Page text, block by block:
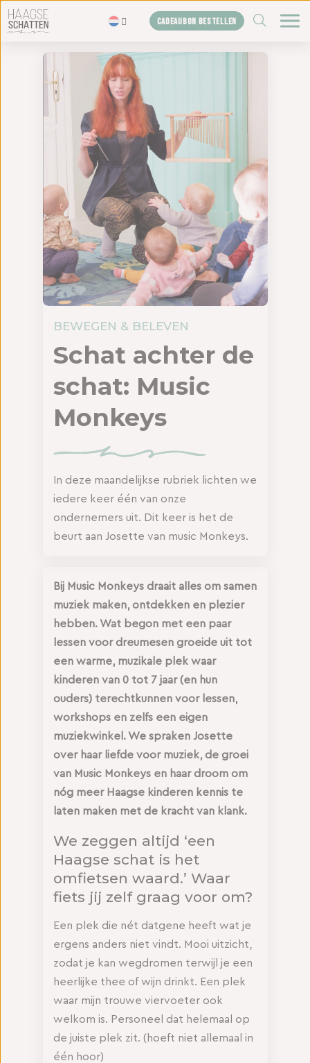
Blogs
Cadeaubon
Shop
Over ons
Het bureau
Contact
CADEAUBON BESTELLEN ZOEKEN
BEWEGEN & BELEVEN
Schat achter de
schat: Music
Monkeys
In deze maandelijkse rubriek lichten we
iedere keer één van onze
ondernemers uit. Dit keer is het de
beurt aan Josette van music Monkeys.
Bij Music Monkeys draait alles om samen
muziek maken, ontdekken en plezier
hebben. Wat begon met een paar
lessen voor dreumesen groeide uit tot
een warme, muzikale plek waar
kinderen van 0 tot 7 jaar (en hun
ouders) terechtkunnen voor lessen,
workshops en zelfs een eigen
muziekwinkel. We spraken Josette
over haar liefde voor muziek, de groei
van Music Monkeys en haar droom om
nóg meer Haagse kinderen kennis te
laten maken met de kracht van klank.
We zeggen altijd ‘een
Haagse schat is het
omfietsen waard.’ Waar
fiets jij zelf graag voor om?
Een plek die nét datgene heeft wat je
ergens anders niet vindt. Mooi uitzicht,
zodat je kan wegdromen terwijl je een
heerlijke thee of wijn drinkt. Een plek
waar mijn trouwe viervoeter ook
welkom is. Personeel dat helemaal op
de juiste plek zit. (hoeft niet allemaal in
één hoor)